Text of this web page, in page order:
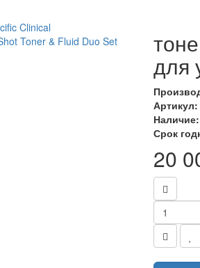
для
Артикул:
Наличие:
Срок
20